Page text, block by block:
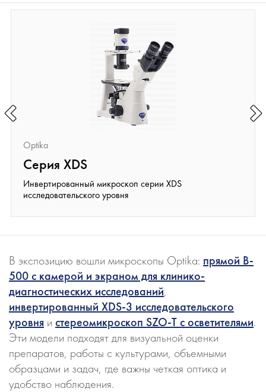
Optika
Серия XDS
Инвертированный микроскоп cерии XDS
исследовательского уровня
В экспозицию вошли микроскопы Optika: прямой B-
500 с камерой и экраном для клинико-
диагностических исследований,
инвертированный XDS-3 исследовательского
уровня и стереомикроскоп SZO-T с осветителями.
Эти модели подходят для визуальной оценки
препаратов, работы с культурами, объемными
образцами и задач, где важны четкая оптика и
удобство наблюдения.